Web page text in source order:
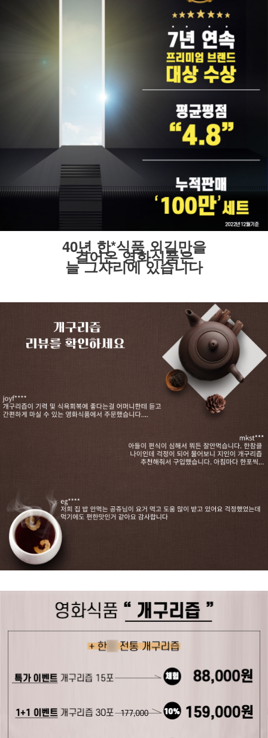
40년 한*식품 외길만을
걸어온 영화식품은
늘 그자리에 있습니다